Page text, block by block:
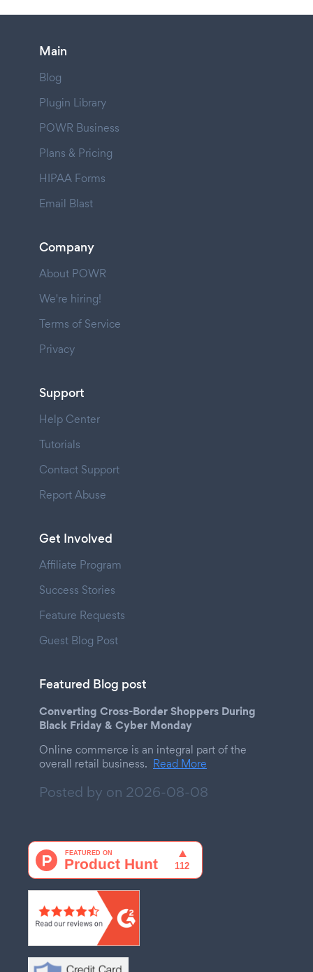
Main
Blog
Plugin Library
POWR Business
Plans & Pricing
HIPAA Forms
Email Blast
Company
About POWR
We're hiring!
Terms of Service
Privacy
Support
Help Center
Tutorials
Contact Support
Report Abuse
Get Involved
Affiliate Program
Success Stories
Feature Requests
Guest Blog Post
Featured Blog post
Converting Cross-Border Shoppers During
Black Friday & Cyber Monday
Online commerce is an integral part of the
overall retail business. Read More
Posted by on 2026-08-08